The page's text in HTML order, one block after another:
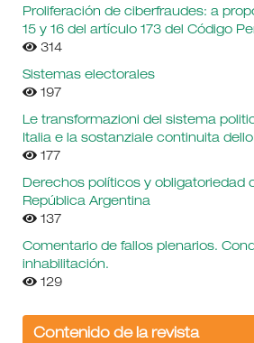
Proliferación de ciberfraudes: a
15 y 16 del artículo 173 del Código
314
Sistemas electorales
197
Le transformazioni del sistema
Italia e la sostanziale continuita
177
Derechos políticos y obligatoriedad
República Argentina
137
Comentario de fallos plenarios.
inhabilitación.
129
Contenido de la revista